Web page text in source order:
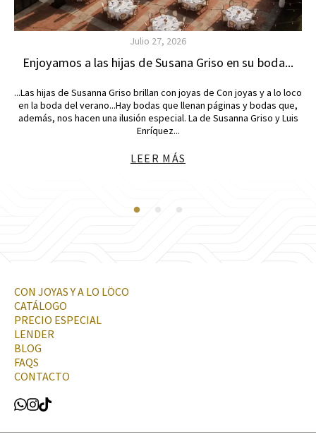
Julio 27, 2026
Enjoyamos a las hijas de Susana Griso en su boda...
...Las hijas de Susanna Griso brillan con joyas de Con joyas y a lo loco
en la boda del verano...Hay bodas que llenan páginas y bodas que,
además, nos hacen una ilusión especial. La de Susanna Griso y Luis
Enríquez...
LEER MÁS
CON JOYAS Y A LO LÖCO
CATÁLOGO
PRECIO ESPECIAL
LENDER
BLOG
FAQS
CONTACTO